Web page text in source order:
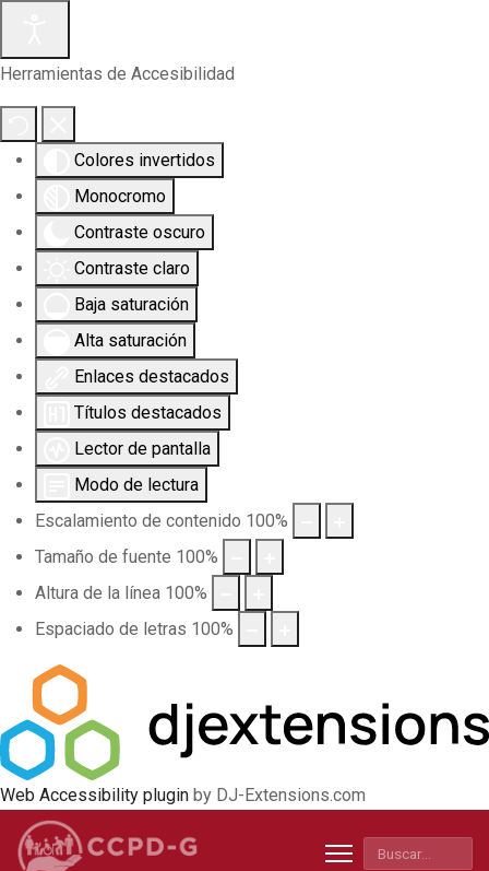
Herramientas de Accesibilidad
Colores invertidos
Monocromo
Contraste oscuro
Contraste claro
Baja saturación
Alta saturación
Enlaces destacados
Títulos destacados
Lector de pantalla
Modo de lectura
Escalamiento de contenido 100%
Tamaño de fuente 100%
Altura de la línea 100%
Espaciado de letras 100%
Web Accessibility plugin by DJ-Extensions.com
Buscar